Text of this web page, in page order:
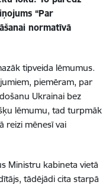
“Par
normatīvā
tipveida lēmumus.
piemēram, par
Ukrainai bez
lēmumu, tad turpmāk
reizi mēnesī vai
Ministru kabineta vietā
tādējādi cita starpā